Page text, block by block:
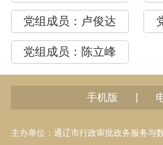
党组成员： 卢俊达
党组成员： 陈立峰
手机版
主办单位：通辽市行政审批政务服务与